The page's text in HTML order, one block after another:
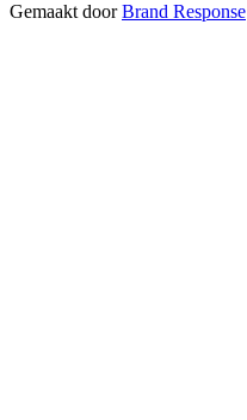
Gemaakt doorBrand Response